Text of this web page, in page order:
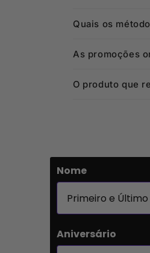
Quais os
As promoções
O produto que
Nome
Aniversário